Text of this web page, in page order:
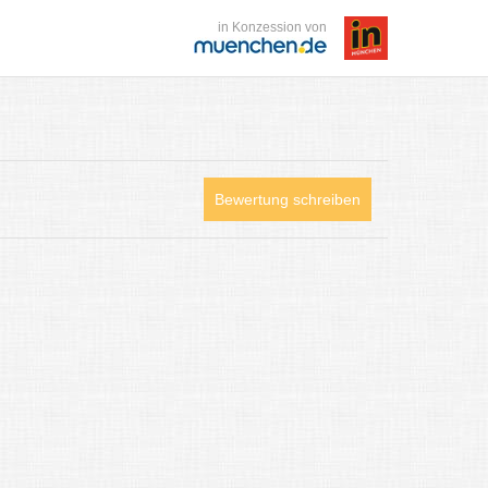
in Konzession von
Bewertung schreiben